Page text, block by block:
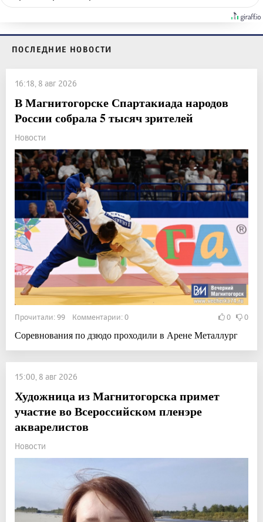
ПОСЛЕДНИЕ НОВОСТИ
16:18, 8 авг 2026
В Магнитогорске Спартакиада народов
России собрала 5 тысяч зрителей
Новости
Прочитали: 99 Комментарии: 0 0 0
Соревнования по дзюдо проходили в Арене Металлург
15:00, 8 авг 2026
Художница из Магнитогорска примет
участие во Всероссийском пленэре
акварелистов
Новости